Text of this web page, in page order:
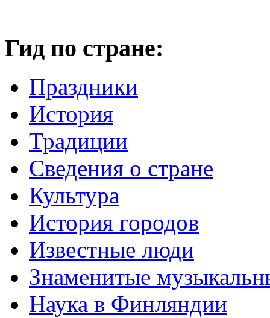
Гид по стране:
Праздники
История
Традиции
Cведения о стране
Культура
История городов
Известные люди
Знаменитые
Наука в Финляндии